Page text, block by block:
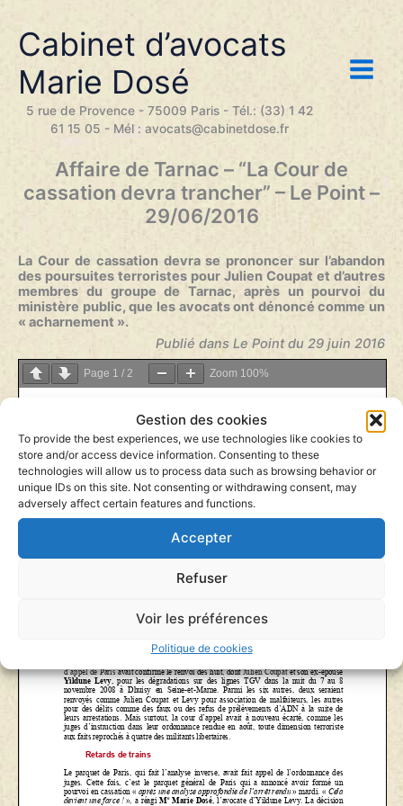
Gestion des cookies
To provide the best experiences, we use technologies like cookies to
store and/or access device information. Consenting to these
technologies will allow us to process data such as browsing behavior or
unique IDs on this site. Not consenting or withdrawing consent, may
adversely affect certain features and functions.
Accepter
Refuser
Voir les préférences
Politique de cookies
contenu
Cabinet d’avocats
Marie Dosé
5 rue de Provence - 75009 Paris - Tél.: (33) 1 42
61 15 05 - Mél : avocats@cabinetdose.fr
Affaire de Tarnac – “La Cour de
cassation devra trancher” – Le Point –
29/06/2016
La Cour de cassation devra se prononcer sur l’abandon
des poursuites terroristes pour Julien Coupat et d’autres
membres du groupe de Tarnac, après un pourvoi du
ministère public, que les avocats ont dénoncé comme un
« acharnement ».
Publié dans Le Point du 29 juin 2016
Page 1 / 2 Zoom 100%